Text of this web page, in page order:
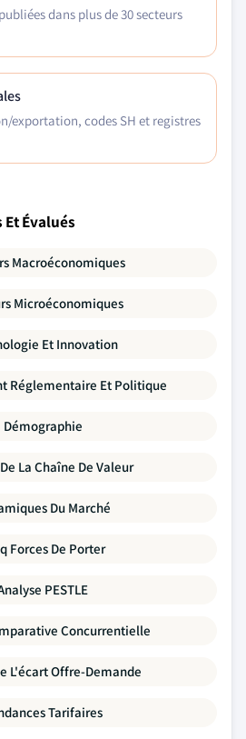
dans plus de 30 secteurs
exportation, codes SH et registres
Évalués
Macroéconomiques
Microéconomiques
Et Innovation
Réglementaire Et Politique
Démographie
La Chaîne De Valeur
Du Marché
Forces De Porter
PESTLE
Concurrentielle
L'écart Offre-Demande
Tarifaires